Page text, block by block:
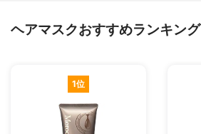
ヘアマスクおすすめランキング
1位